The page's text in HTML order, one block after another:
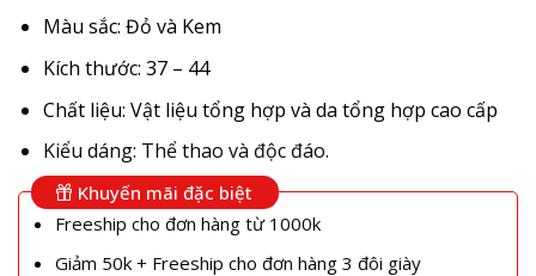
Màu sắc: Đỏ và Kem
Kích thước: 37 – 44
Chất liệu: Vật liệu tổng hợp và da tổng hợp cao cấp
Kiểu dáng: Thể thao và độc đáo.
Khuyến mãi đặc biệt
Freeship cho đơn hàng từ 1000k
Giảm 50k + Freeship cho đơn hàng 3 đôi giày